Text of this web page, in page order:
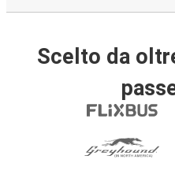
Scelto da